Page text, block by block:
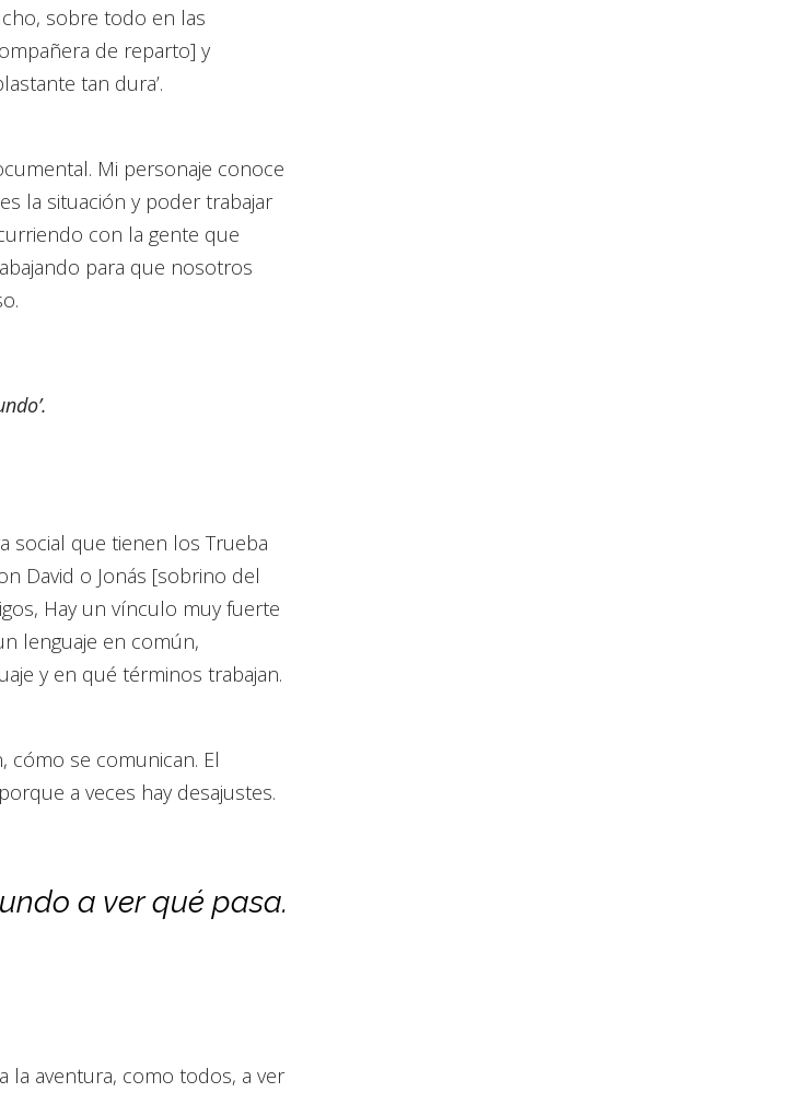
sobre todo en las
de reparto] y
tan dura’.
Mi personaje conoce
la situación y poder trabajar
con la gente que
para que nosotros
social que tienen los Trueba
David o Jonás [sobrino del
Hay un vínculo muy fuerte
lenguaje en común,
y en qué términos trabajan.
cómo se comunican. El
a veces hay desajustes.
a ver qué pasa.
la aventura, como todos, a ver